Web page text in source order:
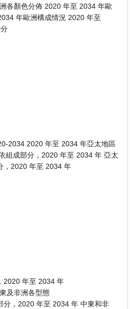
各顏色分佈 2020 年至 2034 年歐
年歐洲構成情況 2020 年至
2034 2020 年至 2034 年亞太地區
組成部分，2020 年至 2034 年 亞太
，2020 年至 2034 年
2020 年至 2034 年
及非洲各型態
分，2020 年至 2034 年 中東和非